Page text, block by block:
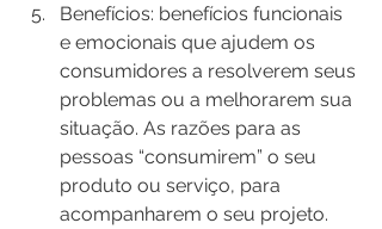
Benefícios: benefícios funcionais
e emocionais que ajudem os
consumidores a resolverem seus
problemas ou a melhorarem sua
situação. As razões para as
pessoas “consumirem” o seu
produto ou serviço, para
acompanharem o seu projeto.